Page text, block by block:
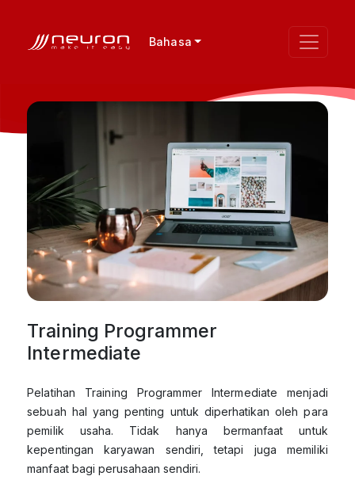
Bahasa
Training Programmer
Intermediate
Pelatihan Training Programmer Intermediate menjadi
sebuah hal yang penting untuk diperhatikan oleh para
pemilik usaha. Tidak hanya bermanfaat untuk
kepentingan karyawan sendiri, tetapi juga memiliki
manfaat bagi perusahaan sendiri.